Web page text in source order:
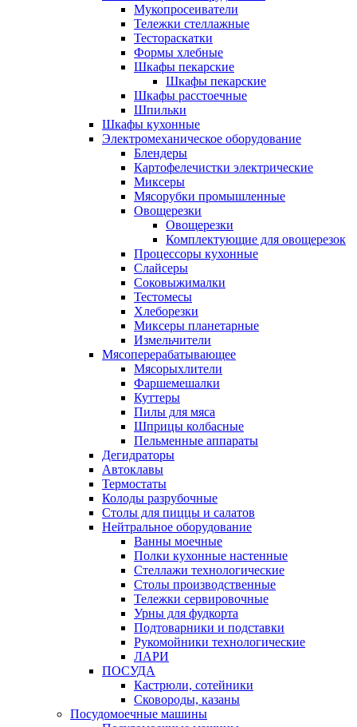
Мукопросеиватели
Тележки стеллажные
Тестораскатки
Формы хлебные
Шкафы пекарские
Шкафы пекарские
Шкафы расстоечные
Шпильки
Шкафы кухонные
Электромеханическое оборудование
Блендеры
Картофелечистки электрические
Миксеры
Мясорубки промышленные
Овощерезки
Овощерезки
Комплектующие для овощерезок
Процессоры кухонные
Слайсеры
Соковыжималки
Тестомесы
Хлеборезки
Миксеры планетарные
Измельчители
Мясоперерабатывающее
Мясорыхлители
Фаршемешалки
Куттеры
Пилы для мяса
Шприцы колбасные
Пельменные аппараты
Дегидраторы
Автоклавы
Термостаты
Колоды разрубочные
Столы для пиццы и салатов
Нейтральное оборудование
Ванны моечные
Полки кухонные настенные
Стеллажи технологические
Столы производственные
Тележки сервировочные
Урны для фудкорта
Подтоварники и подставки
Рукомойники технологические
ЛАРИ
ПОСУДА
Кастрюли, сотейники
Сковороды, казаны
Посудомоечные машины